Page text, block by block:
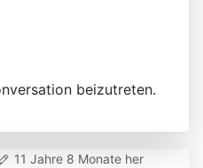
beizutreten.
11 Jahre 8 Monate her